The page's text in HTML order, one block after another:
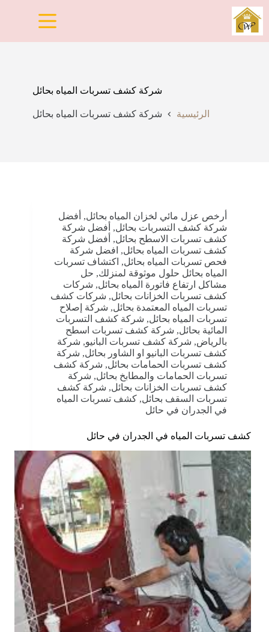
التجاوز
إلى
المحتوى
شركة كشف تسربات المياه بحائل
الرئيسية شركة كشف تسربات المياه بحائل
أرخص عزل مائي لخزان المياه بحائل, أفضل
شركة كشف التسربات بحائل, أفضل شركة
كشف تسربات الاسطح بحائل, أفضل شركة
كشف تسربات المياه بحائل, افضل شركة
فحص تسربات المياه بحائل, اكتشاف تسربات
المياه بحائل حلول موثوقة لمنزلك, حل
مشاكل ارتفاع فاتورة المياه بحائل, شركات
كشف تسربات الخزانات بحائل, شركات كشف
تسربات المياه المعتمدة بحائل, شركة إصلاح
تسربات المياه بحائل, شركة كشف التسربات
المائية بحائل, شركة كشف تسربات اسطح
بالرياض, شركة كشف تسربات البانيو, شركة
كشف تسربات البانيو او الشاور بحائل, شركة
كشف تسربات الحمامات بحائل, شركة كشف
تسربات الحمامات والمطابخ بحائل, شركة
كشف تسربات الخزانات بحائل, شركة كشف
تسربات السقف بحائل, كشف تسربات المياه
في الجدران في حائل
كشف تسربات المياه في الجدران في حائل